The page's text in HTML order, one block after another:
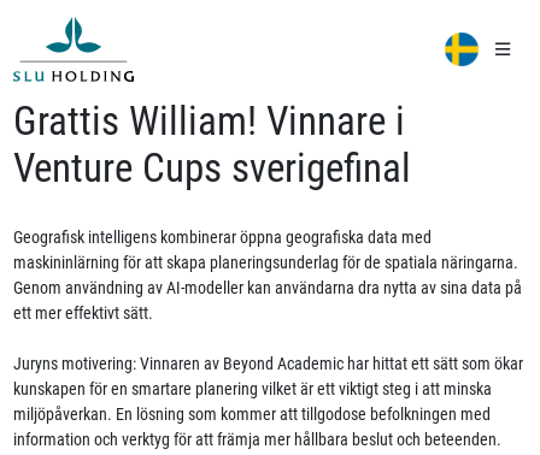
Grattis William! Vinnare i
Venture Cups sverigefinal
Geografisk intelligens kombinerar öppna geografiska data med
maskininlärning för att skapa planeringsunderlag för de spatiala näringarna.
Genom användning av AI-modeller kan användarna dra nytta av sina data på
ett mer effektivt sätt.
Juryns motivering: Vinnaren av Beyond Academic har hittat ett sätt som ökar
kunskapen för en smartare planering vilket är ett viktigt steg i att minska
miljöpåverkan. En lösning som kommer att tillgodose befolkningen med
information och verktyg för att främja mer hållbara beslut och beteenden.